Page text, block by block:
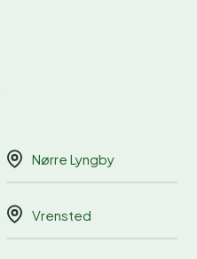
Nørre Lyngby
Vrensted